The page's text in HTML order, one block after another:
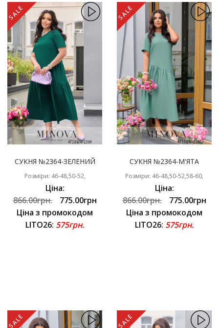
SALE
СУКНЯ №2364-ЗЕЛЕНИЙ
Розміри: 46-48,50-52,
Ціна:
866.00грн.
775.00грн
Ціна з промокодом
LITO26: 575грн.
SALE
СУКНЯ №2364-М'ЯТА
Розміри: 46-48,50-52,58-60,
Ціна:
866.00грн.
775.00грн
Ціна з промокодом
LITO26: 575грн.
SALE SALE